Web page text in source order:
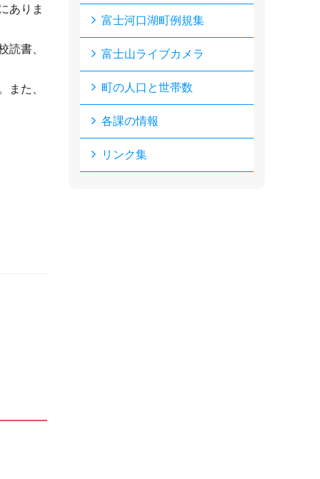
ありま
読書、
また、
富士河口湖町例規集
富士山ライブカメラ
町の人口と世帯数
各課の情報
リンク集